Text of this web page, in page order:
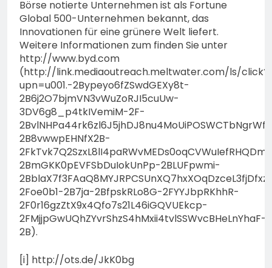
Börse notierte Unternehmen ist als Fortune
Global 500-Unternehmen bekannt, das
Innovationen für eine grünere Welt liefert.
Weitere Informationen zum finden Sie unter
http://www.byd.com
(http://link.mediaoutreach.meltwater.com/ls/click?
upn=u001.-2Bypeyo6fZSwdGEXy8t-
2B6j2O7bjmVN3vWuZoRJI5cuUw-
3DV6g8_p4tkIVemiM-2F-
2B8vwwpEHNfX2B-
2BmGKK0pEVFSbDuIokUnPp-2BLUFpwmi-
2Foe0b1-2B7ja-2BfpskRLo8G-2FYYJbpRKhhR-
2F0r16gzZtX9x4Qfo7s21L46iGQVUEkcp-
2FMjjpGwUQhZYvrShzS4hMxii4tvlSSWvcBHeLnYhaF-
2B).
[i] http://ots.de/JkK0bg